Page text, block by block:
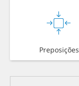
Preposições